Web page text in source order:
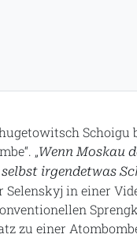
Schoigu
„Wenn Moskau
irgendetwas
in einer
zu einer